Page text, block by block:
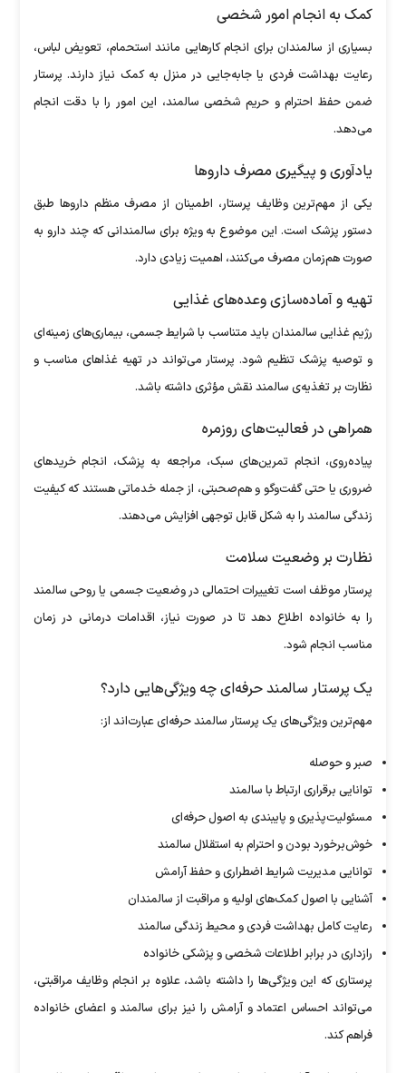
کمک به انجام امور شخصی
بسیاری از سالمندان برای انجام کار‌هایی مانند استحمام، تعویض لباس،
رعایت بهداشت فردی یا جابه‌جایی در منزل به کمک نیاز دارند. پرستار
ضمن حفظ احترام و حریم شخصی سالمند، این امور را با دقت انجام
می‌دهد.
یادآوری و پیگیری مصرف دارو‌ها
یکی از مهم‌ترین وظایف پرستار، اطمینان از مصرف منظم دارو‌ها طبق
دستور پزشک است. این موضوع به ویژه برای سالمندانی که چند دارو به
صورت هم‌زمان مصرف می‌کنند، اهمیت زیادی دارد.
تهیه و آماده‌سازی وعده‌های غذایی
رژیم غذایی سالمندان باید متناسب با شرایط جسمی، بیماری‌های زمینه‌ای
و توصیه پزشک تنظیم شود. پرستار می‌تواند در تهیه غذا‌های مناسب و
نظارت بر تغذیه‌ی سالمند نقش مؤثری داشته باشد.
همراهی در فعالیت‌های روزمره
پیاده‌روی، انجام تمرین‌های سبک، مراجعه به پزشک، انجام خرید‌های
ضروری یا حتی گفت‌و‌گو و هم‌صحبتی، از جمله خدماتی هستند که کیفیت
زندگی سالمند را به شکل قابل توجهی افزایش می‌دهند.
نظارت بر وضعیت سلامت
پرستار موظف است تغییرات احتمالی در وضعیت جسمی یا روحی سالمند
را به خانواده اطلاع دهد تا در صورت نیاز، اقدامات درمانی در زمان
مناسب انجام شود.
یک پرستار سالمند حرفه‌ای چه ویژگی‌هایی دارد؟
مهم‌ترین ویژگی‌های یک پرستار سالمند حرفه‌ای عبارت‌اند از:
صبر و حوصله
توانایی برقراری ارتباط با سالمند
مسئولیت‌پذیری و پایبندی به اصول حرفه‌ای
خوش‌برخورد بودن و احترام به استقلال سالمند
توانایی مدیریت شرایط اضطراری و حفظ آرامش
آشنایی با اصول کمک‌های اولیه و مراقبت از سالمندان
رعایت کامل بهداشت فردی و محیط زندگی سالمند
رازداری در برابر اطلاعات شخصی و پزشکی خانواده
پرستاری که این ویژگی‌ها را داشته باشد، علاوه بر انجام وظایف مراقبتی،
می‌تواند احساس اعتماد و آرامش را نیز برای سالمند و اعضای خانواده
فراهم کند.